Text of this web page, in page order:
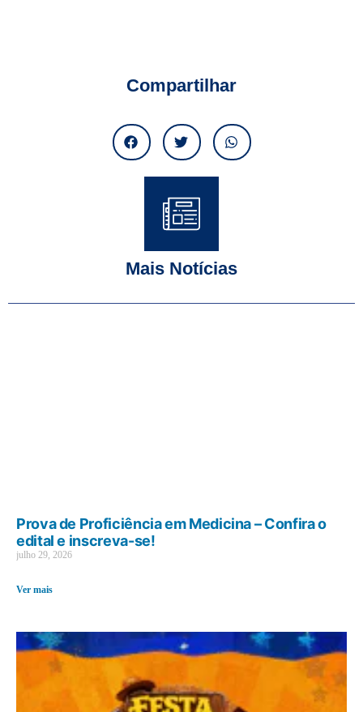
Compartilhar
Mais Notícias
Prova de Proficiência em Medicina – Confira o
edital e inscreva-se!
julho 29, 2026
Ver mais